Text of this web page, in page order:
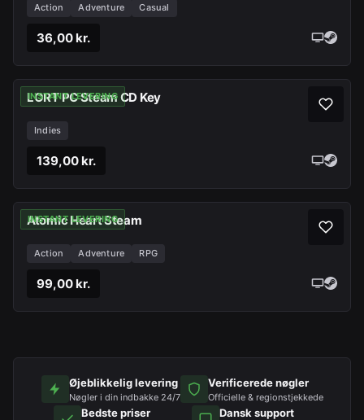
Action Adventure Casual
36,00 kr.
INSTANT LEVERING
LORT PC Steam CD Key
Indies
139,00 kr.
INSTANT LEVERING
Atomic Heart Steam
Action Adventure RPG
99,00 kr.
Øjeblikkelig levering
Nøgler i din indbakke 24/7
Verificerede nøgler
Officielle & regionstjekkede
Bedste priser Dansk support